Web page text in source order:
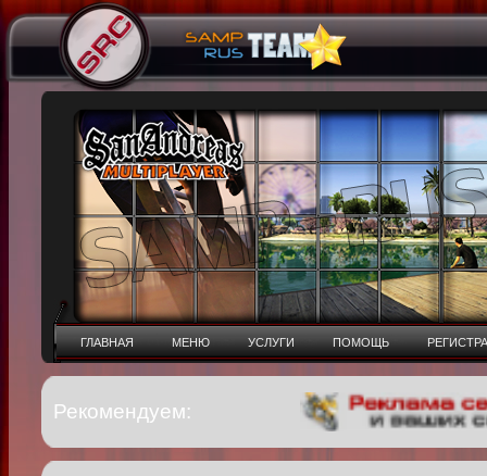
ГЛАВНАЯ МЕНЮ УСЛУГИ ПОМОЩЬ
Рекомендуем: